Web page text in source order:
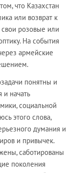
что Казахстан
или возврат к
свои розовые или
На события
армейские
понятны и
и начать
социальной
этого слова,
думания и
и привычек.
саботированы
поколения